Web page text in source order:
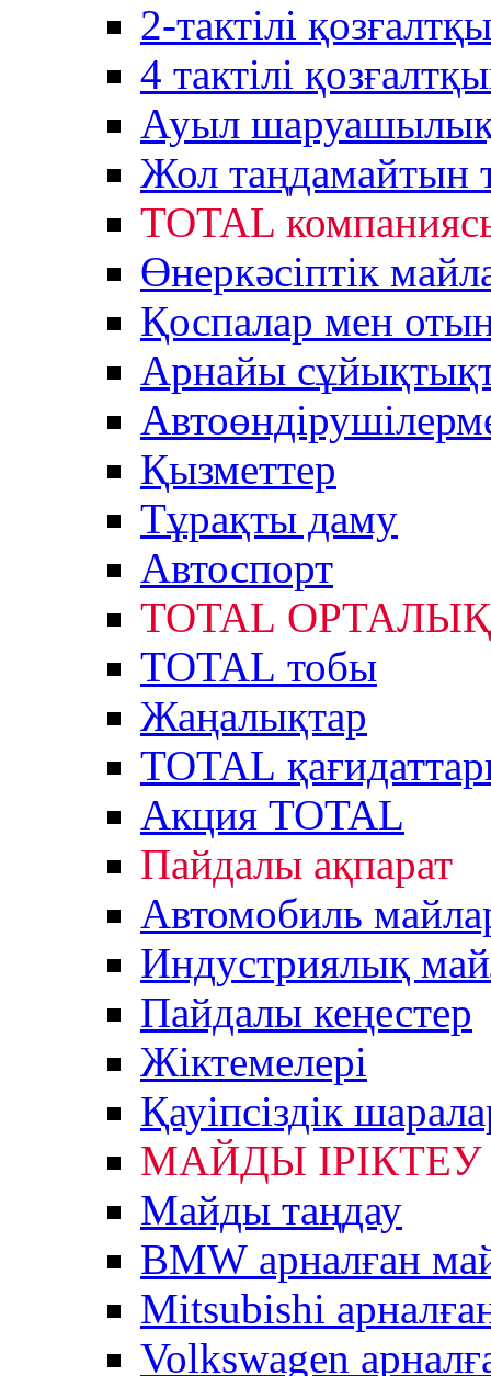
2-тактілі
4 тактілі
Ауыл шаруашылық
Жол таңдамайтын
TOTAL
Өнеркәсіптік
Қоспалар мен
Арнайы
Қызметтер
Тұрақты даму
Автоспорт
TOTAL
TOTAL тобы
Жаңалықтар
TOTAL
Акция TOTAL
Пайдалы ақпарат
Автомобиль
Индустриялық
Пайдалы кеңестер
Жiктемелерi
Қауіпсіздік
МАЙДЫ ІРІКТЕУ
Майды таңдау
BMW арналған
Mitsubishi
Volkswagen